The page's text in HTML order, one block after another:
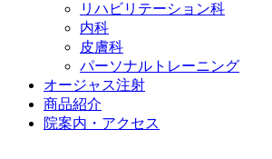
リハビリテーション科
内科
皮膚科
パーソナルトレーニング
オージャス注射
商品紹介
院案内・アクセス